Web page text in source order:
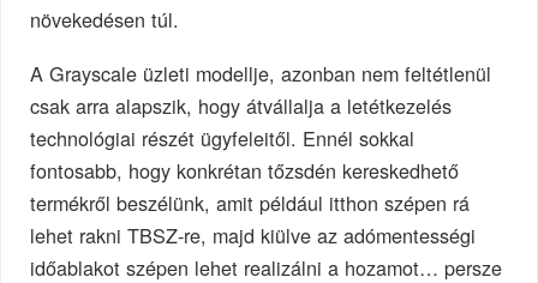
növekedésen túl.
A Grayscale üzleti modellje, azonban nem feltétlenül
csak arra alapszik, hogy átvállalja a letétkezelés
technológiai részét ügyfeleitől. Ennél sokkal
fontosabb, hogy konkrétan tőzsdén kereskedhető
termékről beszélünk, amit például itthon szépen rá
lehet rakni TBSZ-re, majd kiülve az adómentességi
időablakot szépen lehet realizálni a hozamot… persze